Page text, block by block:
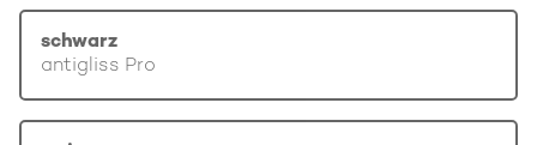
schwarz
antigliss Pro